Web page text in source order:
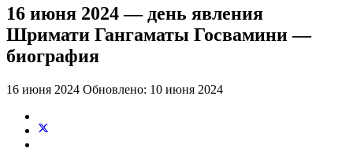
16 июня 2024 — день явления
Шримати Гангаматы Госвамини —
биография
16 июня 2024 Обновлено: 10 июня 2024